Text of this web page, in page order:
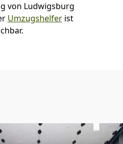
von Ludwigsburg
Umzugshelferist